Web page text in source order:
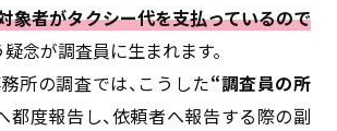
対象者がタクシー代を支払っているので
疑念が調査員に生まれます。
所の調査では、こうした“調査員の所
都度報告し、依頼者へ報告する際の副